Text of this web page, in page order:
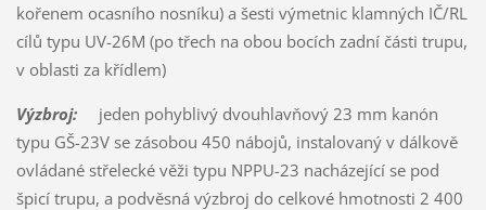
kořenem ocasního nosníku) a šesti výmetnic klamných IČ/RL
cílů typu UV-26M (po třech na obou bocích zadní části trupu,
v oblasti za křídlem)
Výzbroj:jeden pohyblivý dvouhlavňový 23 mm kanón
typu GŠ-23V se zásobou 450 nábojů, instalovaný v dálkově
ovládané střelecké věži typu NPPU-23 nacházející se pod
špicí trupu, a podvěsná výzbroj do celkové hmotnosti 2 400